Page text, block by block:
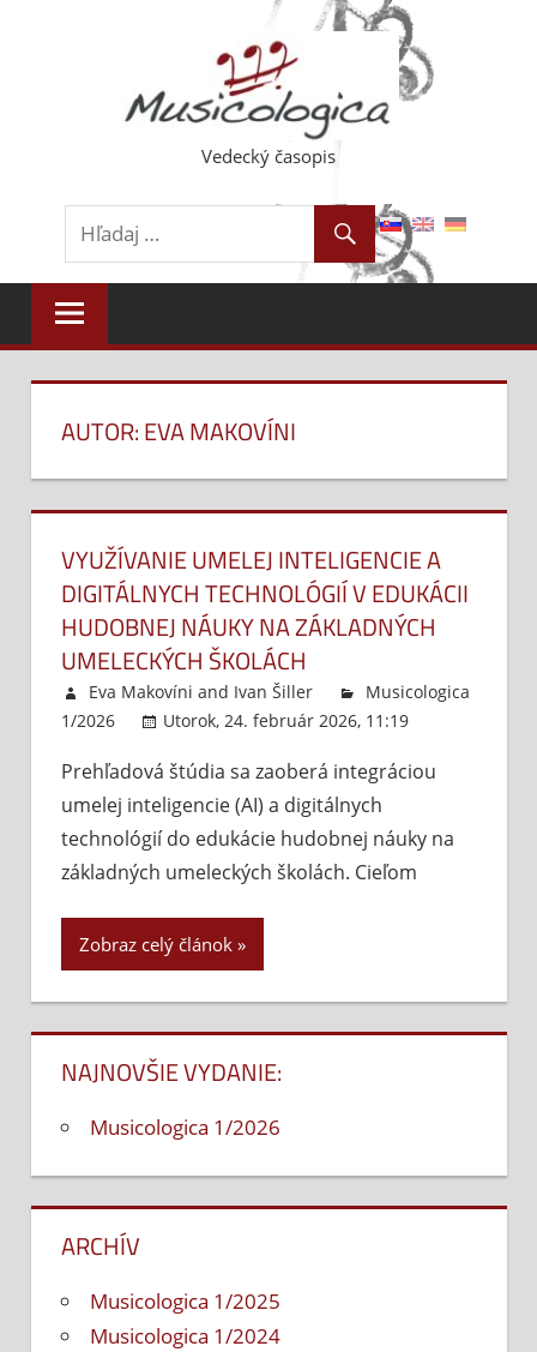
Vedecký časopis
AUTOR: EVA MAKOVÍNI
VYUŽÍVANIE UMELEJ INTELIGENCIE A
DIGITÁLNYCH TECHNOLÓGIÍ V EDUKÁCII
HUDOBNEJ NÁUKY NA ZÁKLADNÝCH
UMELECKÝCH ŠKOLÁCH
Eva Makovíni and Ivan Šiller
Musicologica
1/2026
Utorok, 24. február 2026, 11:19
vypnuté
Prehľadová štúdia sa zaoberá integráciou
umelej inteligencie (AI) a digitálnych
technológií do edukácie hudobnej náuky na
základných umeleckých školách. Cieľom
Zobraz celý článok
NAJNOVŠIE VYDANIE:
Musicologica 1/2026
ARCHÍV
Musicologica 1/2025
Musicologica 1/2024